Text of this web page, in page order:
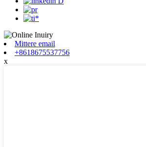
Mittere email
+8618675537756
x